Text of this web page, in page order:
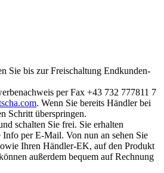
Sie bis zur Freischaltung Endkunden-
per Fax +43 732 777811 7
. Wenn Sie bereits Händler bei
Schritt überspringen.
schalten Sie frei. Sie erhalten
Info per E-Mail. Von nun an sehen Sie
Ihren Händler-EK, auf den Produkt
außerdem bequem auf Rechnung